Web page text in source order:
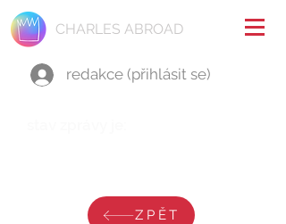
CHARLES ABROAD
redakce (přihlásit se)
ZPĚT